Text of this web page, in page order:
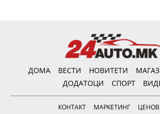
ДОМА ВЕСТИ НОВИТЕТИ
ДОДАТОЦИ
СПОРТ
КОНТАКТ МАРКЕТИНГ